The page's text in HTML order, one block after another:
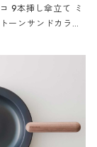
9本挿し傘立て ミ
ーンサンドカラー
Stand CUB
ドブラック